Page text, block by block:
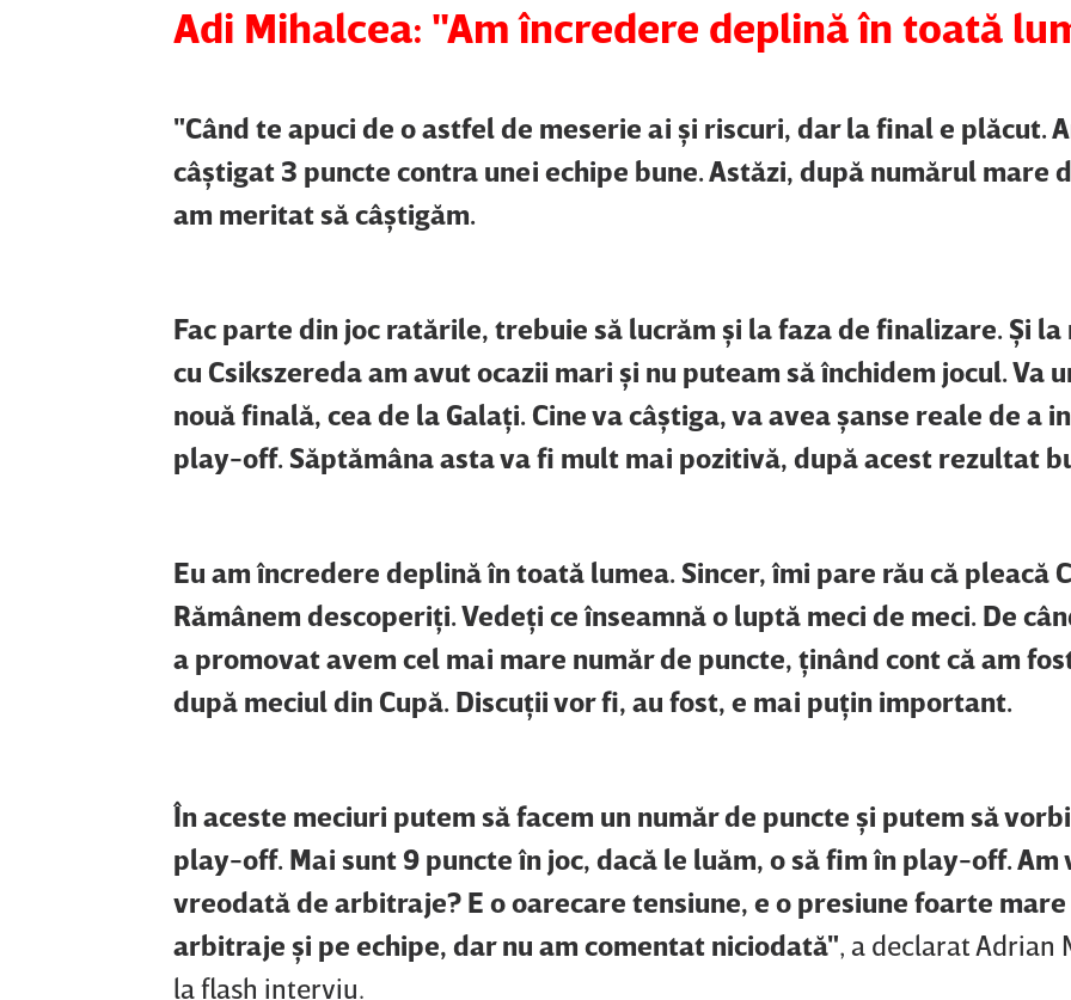
Adi Mihalcea: "Am încredere deplină în toată
"Când te apuci de o astfel de meserie ai şi riscuri, dar la final e plăcut.
câştigat 3 puncte contra unei echipe bune. Astăzi, după numărul mare
am meritat să câştigăm.
Fac parte din joc ratările, trebuie să lucrăm şi la faza de finalizare. Şi la
cu Csikszereda am avut ocazii mari şi nu puteam să închidem jocul. Va
nouă finală, cea de la Galaţi. Cine va câştiga, va avea şanse reale de a
play-off. Săptămâna asta va fi mult mai pozitivă, după acest rezultat
Eu am încredere deplină în toată lumea. Sincer, îmi pare rău că pleacă
Rămânem descoperiţi. Vedeţi ce înseamnă o luptă meci de meci. De
a promovat avem cel mai mare număr de puncte, ţinând cont că am
după meciul din Cupă. Discuţii vor fi, au fost, e mai puţin important.
În aceste meciuri putem să facem un număr de puncte şi putem să
play-off. Mai sunt 9 puncte în joc, dacă le luăm, o să fim în play-off.
vreodată de arbitraje? E o oarecare tensiune, e o presiune foarte mare
arbitraje şi pe echipe, dar nu am comentat niciodată", a declarat Adrian
la flash interviu.